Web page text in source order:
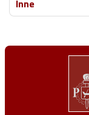
Inne